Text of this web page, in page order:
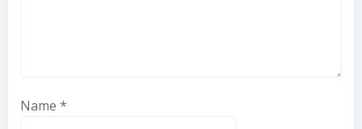
Name *